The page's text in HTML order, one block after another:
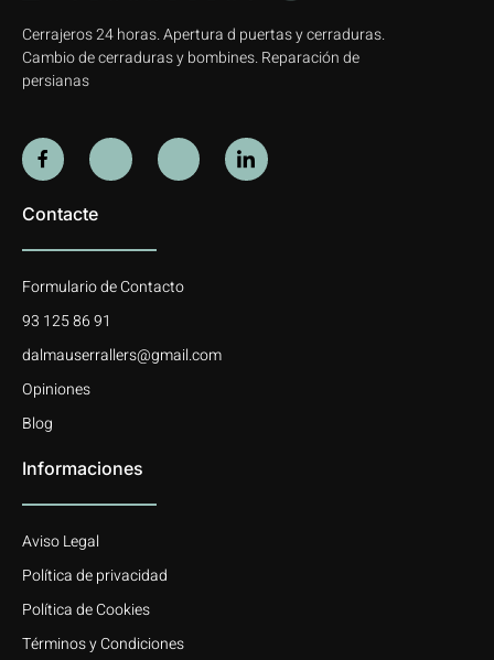
Cerrajeros 24 horas. Apertura d puertas y cerraduras.
Cambio de cerraduras y bombines. Reparación de
persianas
Contacte
Formulario de Contacto
93 125 86 91
dalmauserrallers@gmail.com
Opiniones
Blog
Informaciones
Aviso Legal
Política de privacidad
Política de Cookies
Términos y Condiciones